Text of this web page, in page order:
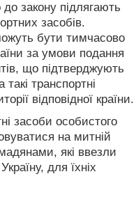
до закону підлягають
засобів.
бути тимчасово
за умови подання
що підтверджують
транспортні
відповідної країни.
засоби особистого
на митній
які ввезли
для їхніх